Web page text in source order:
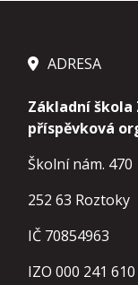
ADRESA
Základní škola
příspěvková
Školní nám. 470
252 63 Roztoky
IČ 70854963
IZO 000 241